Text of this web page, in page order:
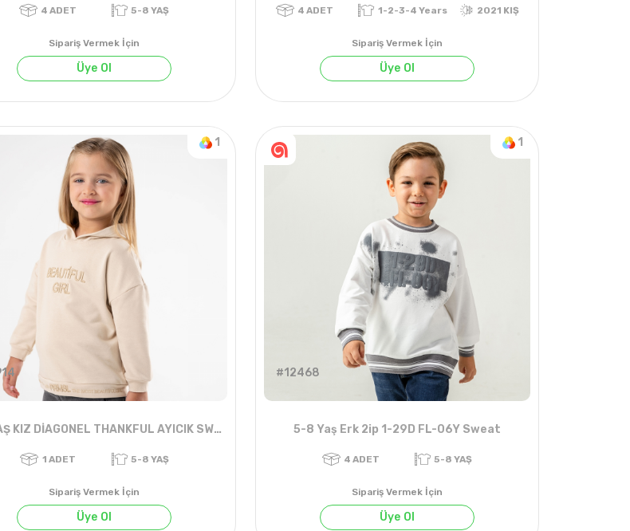
ADET
Sipariş Vermek İçin
Üye Ol
4ADET
Sipariş Vermek İçin
Üye Ol
1
5-8 YAŞ KIZ DİAGONEL THANKFUL AYICIK SWEAT
Sipariş Vermek İçin
Üye Ol
1
#12468
5-8 Yaş Erk 2ip 1-29D FL-06Y Sweat
Sipariş Vermek İçin
Üye Ol